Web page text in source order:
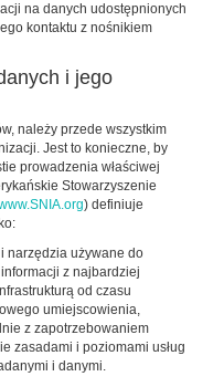
na danych udostępnionych
kontaktu z nośnikiem
i jego
należy przede wszystkim
Jest to konieczne, by
prowadzenia właściwej
Stowarzyszenie
) definiuje
narzędzia używane do
z najbardziej
od czasu
umiejscowienia,
z zapotrzebowaniem
zasadami i poziomami usług
i danymi.